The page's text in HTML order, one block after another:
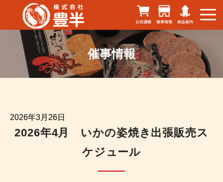
催事情報
2026年3月26日
2026年4月 いかの姿焼き出張販売ス
ケジュール